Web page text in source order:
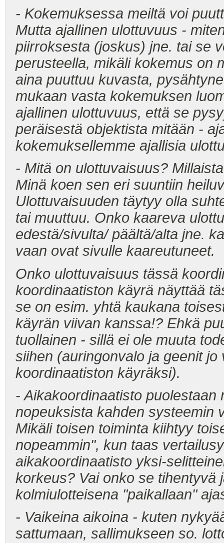
- Kokemuksessa meiltä voi
Mutta ajallinen ulottuvuus -
piirroksesta (joskus) jne. tai se
perusteella, mikäli kokemus on
aina puuttuu kuvasta,
mukaan vasta kokemuksen
ajallinen ulottuvuus, että se
peräisestä objektista mitään -
kokemuksellemme ajallisia
- Mitä on ulottuvaisuus?
Minä koen sen eri suuntiin
Ulottuvaisuuden täytyy olla
tai muuttuu. Onko kaareva
edestä/sivulta/ päältä/alta jne.
vaan ovat sivulle kaareutuneet.
Onko ulottuvaisuus tässä
koordinaatiston käyrä näyttää
se on esim. yhtä kaukana
käyrän viivan kanssa!? Ehkä
tuollainen - sillä ei ole muuta
siihen (auringonvalo ja geenit
koordinaatiston
- Aikakoordinaatisto
nopeuksista kahden systeemin
Mikäli toisen toiminta kiihtyy
nopeammin", kun taas
aikakoordinaatisto yksi-
korkeus? Vai onko se tihentyvä
kolmiulotteisena "paikallaan"
- Vaikeina aikoina - kuten
sattumaan, sallimukseen so.